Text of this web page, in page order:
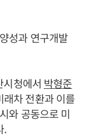
성과 연구개발
시청에서 박형준
차 전환과 이를
와 공동으로 미
.